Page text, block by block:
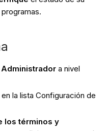
Administradora nivel
en la lista Configuración de
los términos y